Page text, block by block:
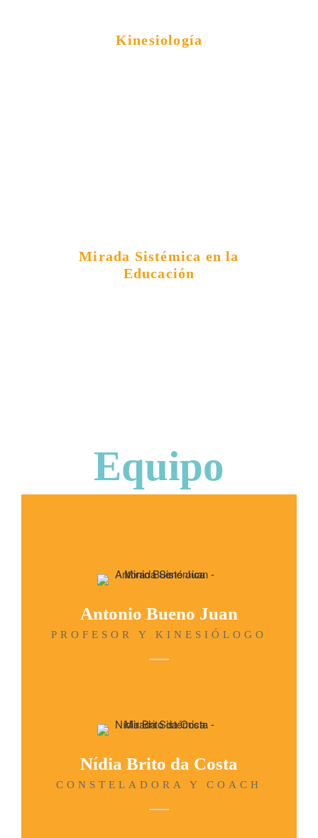
Kinesiología
Mirada Sistémica en la
Educación
Equipo
Antonio Bueno Juan
PROFESOR Y KINESIÓLOGO
Nídia Brito da Costa
CONSTELADORA Y COACH